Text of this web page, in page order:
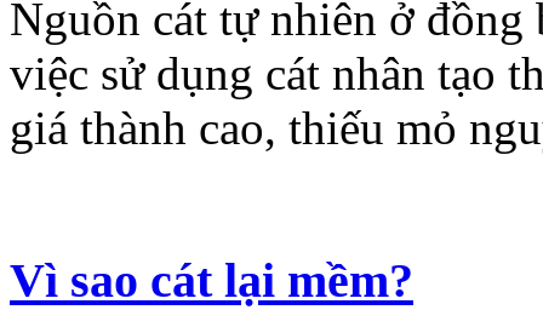
Nguồn cát tự nhiên ở
việc sử dụng cát nhân tạo
giá thành cao, thiếu mỏ
Vì sao cát lại mềm?